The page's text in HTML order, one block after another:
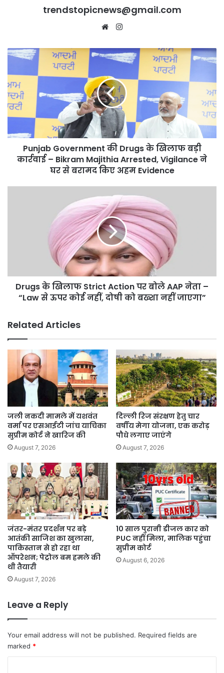
trendstopicnews@gmail.com
Website
Punjab
Government
की
Drugs
के
खिलाफ
बड़ी
–
Bikram
Majithia
Punjab Government की Drugs के खिलाफ बड़ी
कार्रवाई – Bikram Majithia Arrested, Vigilance ने
घर से बरामद किए अहम Evidence
नेता
“Law
कोई
नहीं,
दोषी
बख्शा
नहीं
Drugs के खिलाफ Strict Action पर बोले AAP नेता –
“Law से ऊपर कोई नहीं, दोषी को बख्शा नहीं जाएगा”
Related Articles
जली नकदी मामले में यशवंत
वर्मा पर एसआईटी जांच याचिका
सुप्रीम कोर्ट ने खारिज की
August 7, 2026
दिल्ली रिज संरक्षण हेतु चार
वर्षीय मेगा योजना, एक करोड़
पौधे लगाए जाएंगे
August 7, 2026
जंतर-मंतर प्रदर्शन पर बड़े
आतंकी साजिश का खुलासा,
पाकिस्तान से हो रहा था
ऑपरेशन; पेट्रोल बम हमले की
थी तैयारी
August 7, 2026
10 साल पुरानी डीजल कार को
PUC नहीं मिला, मालिक पहुंचा
सुप्रीम कोर्ट
August 6, 2026
Leave a Reply
Your email address will not be published. Required fields are
marked *